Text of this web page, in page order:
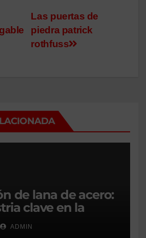
Las puertas de
piedra patrick
rothfuss
de lana de acero:
clave en la
de materiales
ADMIN